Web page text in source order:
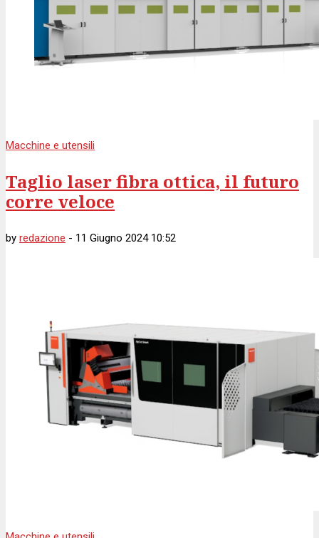
Macchine e utensili
Taglio laser fibra ottica, il futuro
corre veloce
by redazione - 11 Giugno 2024 10:52